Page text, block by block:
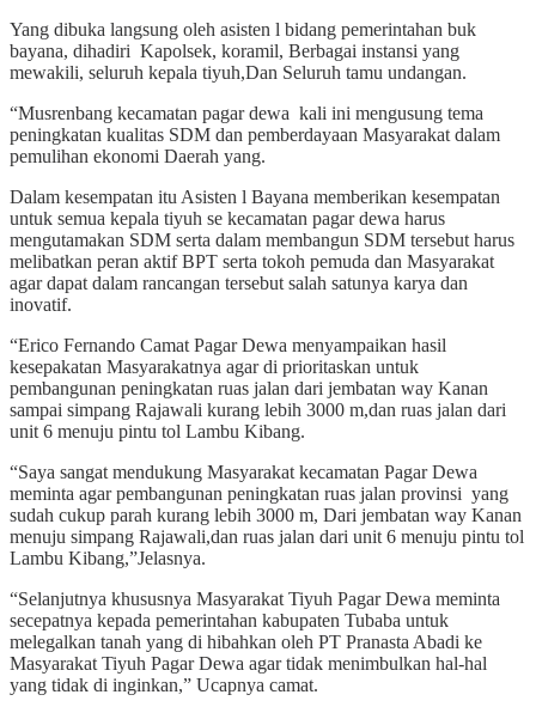
Yang dibuka langsung oleh asisten l bidang pemerintahan buk
bayana, dihadiri Kapolsek, koramil, Berbagai instansi yang
mewakili, seluruh kepala tiyuh,Dan Seluruh tamu undangan.
“Musrenbang kecamatan pagar dewa kali ini mengusung tema
peningkatan kualitas SDM dan pemberdayaan Masyarakat dalam
pemulihan ekonomi Daerah yang.
Dalam kesempatan itu Asisten l Bayana memberikan kesempatan
untuk semua kepala tiyuh se kecamatan pagar dewa harus
mengutamakan SDM serta dalam membangun SDM tersebut harus
melibatkan peran aktif BPT serta tokoh pemuda dan Masyarakat
agar dapat dalam rancangan tersebut salah satunya karya dan
inovatif.
“Erico Fernando Camat Pagar Dewa menyampaikan hasil
kesepakatan Masyarakatnya agar di prioritaskan untuk
pembangunan peningkatan ruas jalan dari jembatan way Kanan
sampai simpang Rajawali kurang lebih 3000 m,dan ruas jalan dari
unit 6 menuju pintu tol Lambu Kibang.
“Saya sangat mendukung Masyarakat kecamatan Pagar Dewa
meminta agar pembangunan peningkatan ruas jalan provinsi yang
sudah cukup parah kurang lebih 3000 m, Dari jembatan way Kanan
menuju simpang Rajawali,dan ruas jalan dari unit 6 menuju pintu tol
Lambu Kibang,”Jelasnya.
“Selanjutnya khususnya Masyarakat Tiyuh Pagar Dewa meminta
secepatnya kepada pemerintahan kabupaten Tubaba untuk
melegalkan tanah yang di hibahkan oleh PT Pranasta Abadi ke
Masyarakat Tiyuh Pagar Dewa agar tidak menimbulkan hal-hal
yang tidak di inginkan,” Ucapnya camat.